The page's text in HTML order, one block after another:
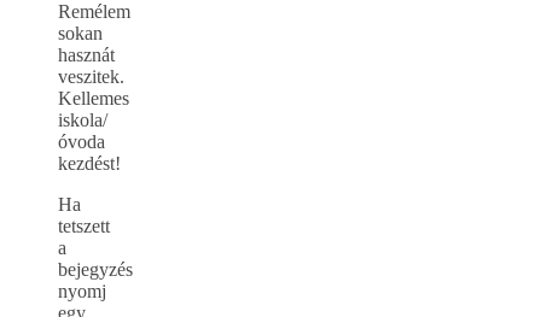
Remélem
sokan
hasznát
veszitek.
Kellemes
iskola/
óvoda
kezdést!
Ha
tetszett
a
bejegyzés
nyomj